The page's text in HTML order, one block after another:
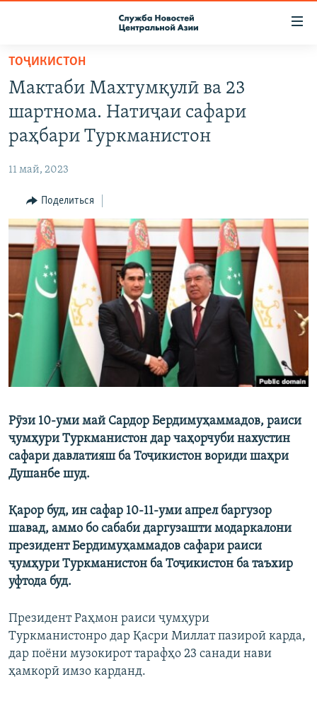
Вернуться
основному
содержанию
Вернутся
главной
Вернутся
поиску
О ПРОЕКТЕ
КОНТАКТЫ
НАСТОЯЩЕЕ ВРЕМЯ
МИГРАНТ МЕДИА
ТОҶИКИСТОН
Мактаби Махтумқулӣ ва 23
шартнома. Натиҷаи сафари
раҳбари Туркманистон
11 май, 2023
Поделиться
Рӯзи 10-уми май Сардор Бердимуҳаммадов, раиси
ҷумҳури Туркманистон дар чаҳорчуби нахустин
сафари давлатияш ба Тоҷикистон вориди шаҳри
Душанбе шуд.
Қарор буд, ин сафар 10-11-уми апрел баргузор
шавад, аммо бо сабаби даргузашти модаркалони
президент Бердимуҳаммадов сафари раиси
ҷумҳури Туркманистон ба Тоҷикистон ба таъхир
уфтода буд.
Президент Раҳмон раиси ҷумҳури
Туркманистонро дар Қасри Миллат пазироӣ карда,
дар поёни музокирот тарафҳо 23 санади нави
ҳамкорӣ имзо карданд.